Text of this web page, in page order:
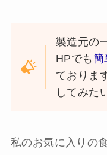
製造元の
HPでも 簡
ておりま
してみた
私のお気に入りの